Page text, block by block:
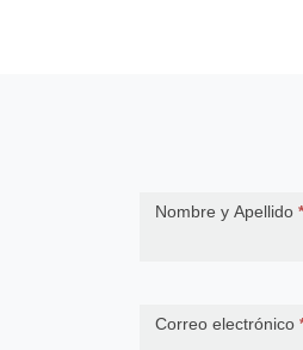
Nombre y Apellido *
Correo electrónico